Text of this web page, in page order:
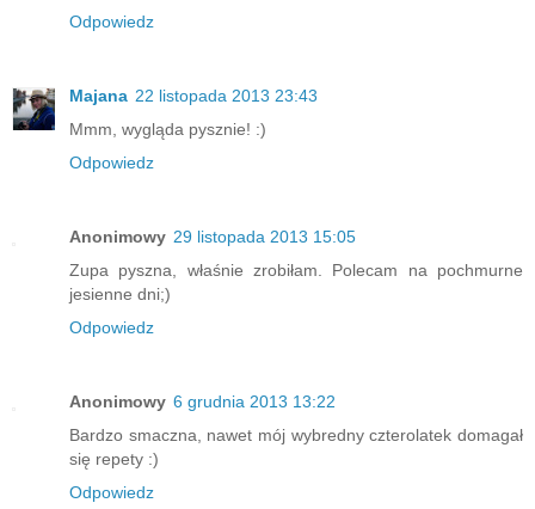
Odpowiedz
Majana 22 listopada 2013 23:43
Mmm, wygląda pysznie! :)
Odpowiedz
Anonimowy 29 listopada 2013 15:05
Zupa pyszna, właśnie zrobiłam. Polecam na pochmurne
jesienne dni;)
Odpowiedz
Anonimowy 6 grudnia 2013 13:22
Bardzo smaczna, nawet mój wybredny czterolatek domagał
się repety :)
Odpowiedz